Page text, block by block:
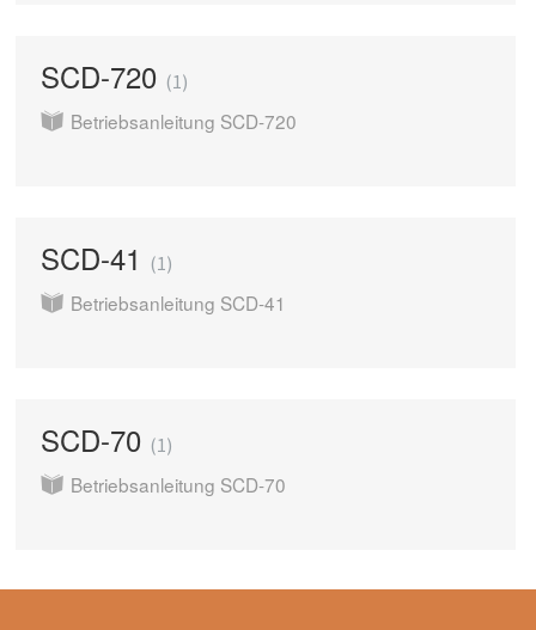
SCD-720 1
Betriebsanleitung SCD-720
SCD-41 1
Betriebsanleitung SCD-41
SCD-70 1
Betriebsanleitung SCD-70